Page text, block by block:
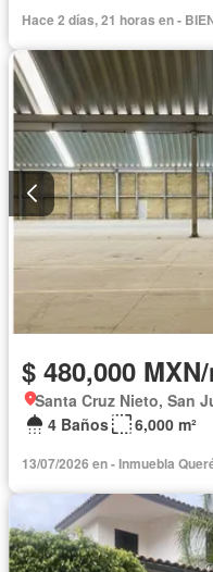
Hace 2 días, 21 horas en -
$ 480,000
Santa Cruz Nieto, San
4 Baños
6,000 m²
13/07/2026 en - Inmuebla